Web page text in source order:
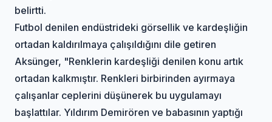
belirtti.
Futbol denilen endüstrideki görsellik ve kardeşliğin
ortadan kaldırılmaya çalışıldığını dile getiren
Aksünger, "Renklerin kardeşliği denilen konu artık
ortadan kalkmıştır. Renkleri birbirinden ayırmaya
çalışanlar ceplerini düşünerek bu uygulamayı
başlattılar. Yıldırım Demirören ve babasının yaptığı